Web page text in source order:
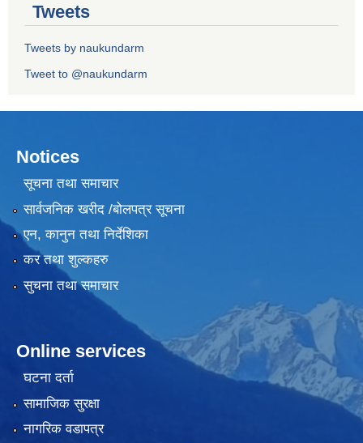
Tweets
Tweets by naukundarm
Tweet to @naukundarm
Notices
सूचना तथा समाचार
सार्वजनिक खरीद /बोलपत्र सूचना
एन, कानुन तथा निर्देशिका
कर तथा शुल्कहरु
सुचना तथा समाचार
Online services
घटना दर्ता
सामाजिक सुरक्षा
नागरिक वडापत्र